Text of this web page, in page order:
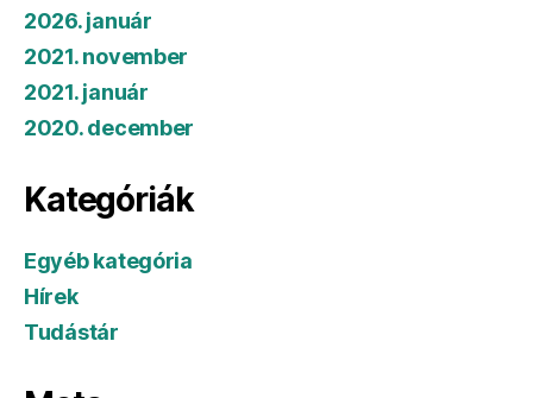
2026. január
2021. november
2021. január
2020. december
Kategóriák
Egyéb kategória
Hírek
Tudástár